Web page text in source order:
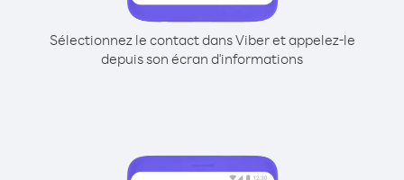
Sélectionnez le contact dans Viber et appelez-le
depuis son écran d'informations